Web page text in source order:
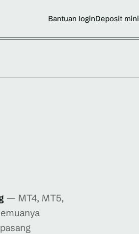
Bantuan loginDeposit
— MT4, MT5,